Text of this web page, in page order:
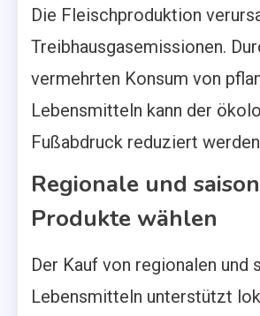
Die Fleischproduktion
Treibhausgasemissionen.
vermehrten Konsum von
Lebensmitteln kann der
Fußabdruck reduziert
Regionale und
Produkte wählen
Der Kauf von regionalen und
Lebensmitteln unterstützt